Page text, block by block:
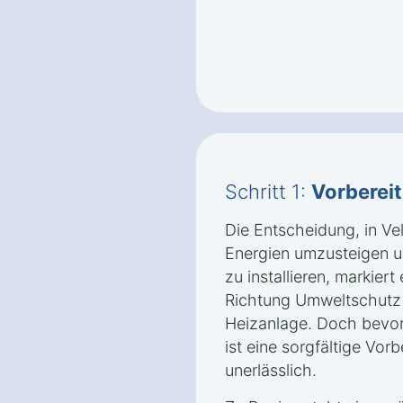
Schritt 1:
Die Entscheidung, in
Energien umzusteigen
zu installieren,
Richtung
Heizanlage. Doch
ist eine sorgfältige
unerlässlich.